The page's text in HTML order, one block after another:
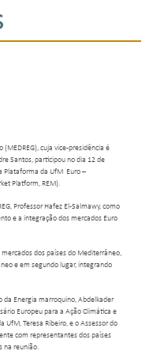
cuja vice-presidência é
Santos, participou no dia 12 de
Plataforma da UfM Euro –
Platform, REM).
Professor Hafez El-Salmawy, como
e a integração dos mercados Euro
dos países do Mediterrâneo,
e em segundo lugar, integrando
Energia marroquino, Abdelkader
Europeu para a Ação Climática e
UfM, Teresa Ribeiro, e o Assessor do
com representantes dos países
na reunião.